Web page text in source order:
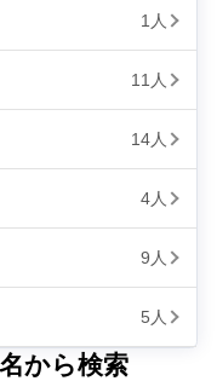
1人
11人
14人
4人
9人
5人
から検索